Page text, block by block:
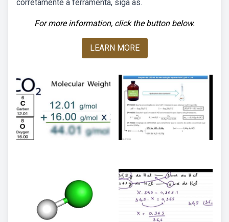
corretamente a ferramenta, siga as.
For more information, click the button below.
LEARN MORE